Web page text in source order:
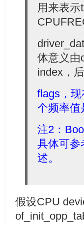
用来表示
体意义由
index，
flags，
个频率值
注2：
具体可参
述。
假设CPU